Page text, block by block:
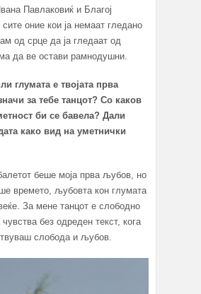
Павлаковиќ и Благој
оние кои ја немаат гледано
од срце да ја гледаат од
да ве остави рамнодушни.
глумата е твојата прва
за тебе танцот? Со каков
би се бавела? Дали
како вид на уметнички
беше моја прва љубов, но
времето, љубовта кон глумата
За мене танцот е слободно
без одреден текст, кога
слобода и љубов.